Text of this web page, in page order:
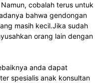
cobalah terus untuk
bahwa gendongan
masih kecil.Jika sudah
orang lain dengan
anda dapat
spesialis anak konsultan